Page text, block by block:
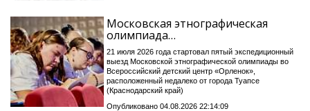
Московская этнографическая
олимпиада…
21 июля 2026 года стартовал пятый экспедиционный
выезд Московской этнографической олимпиады во
Всероссийский детский центр «Орленок»,
расположенный недалеко от города Туапсе
(Краснодарский край)
Опубликовано 04.08.2026 22:14:09